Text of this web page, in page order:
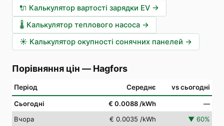
🔌 Калькулятор вартості зарядки EV →
🌡️ Калькулятор теплового насоса →
☀️ Калькулятор окупності сонячних панелей →
Порівняння цін — Hagfors
Період Середнє vs сьогодні
Сьогодні € 0.0088 /kWh
—
Вчора
€ 0.0035 /kWh ▼ 60%